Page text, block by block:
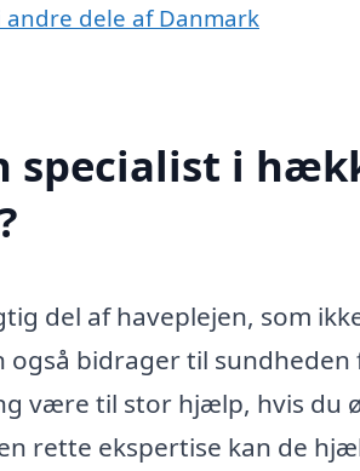
dele af Danmark
specialist i
del af haveplejen, som
bidrager til
være til stor hjælp, hvis du
rette ekspertise kan de